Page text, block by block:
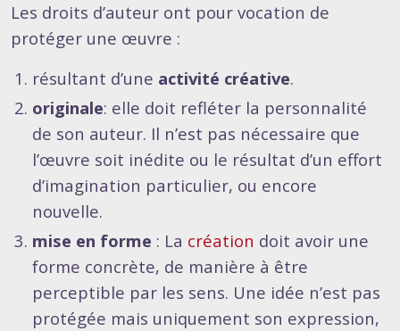
Les droits d’auteur ont pour vocation de
protéger une œuvre :
résultant d’une activité créative.
originale: elle doit refléter la personnalité
de son auteur. Il n’est pas nécessaire que
l’œuvre soit inédite ou le résultat d’un effort
d’imagination particulier, ou encore
nouvelle.
mise en forme : La création doit avoir une
forme concrète, de manière à être
perceptible par les sens. Une idée n’est pas
protégée mais uniquement son expression,